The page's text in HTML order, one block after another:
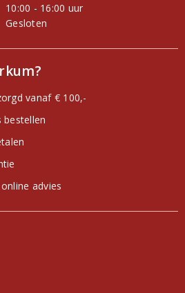
10:00 - 16:00 uur
Gesloten
vanaf € 100,-
bestellen
advies